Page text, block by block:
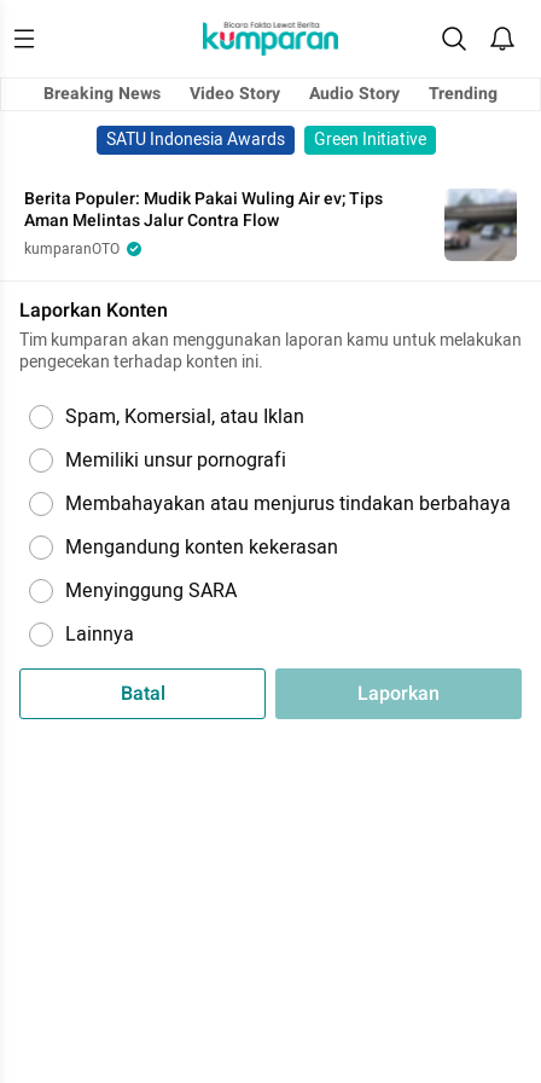
Breaking News Video Story Audio Story
Trending
SATU Indonesia Awards
Green Initiative
Berita Populer: Mudik Pakai Wuling Air ev; Tips
Aman Melintas Jalur Contra Flow
kumparanOTO
Laporkan Konten
Tim kumparan akan menggunakan laporan kamu untuk melakukan
pengecekan terhadap konten ini.
Spam, Komersial, atau Iklan
Memiliki unsur pornografi
Membahayakan atau menjurus tindakan berbahaya
Mengandung konten kekerasan
Menyinggung SARA
Lainnya
Batal Laporkan